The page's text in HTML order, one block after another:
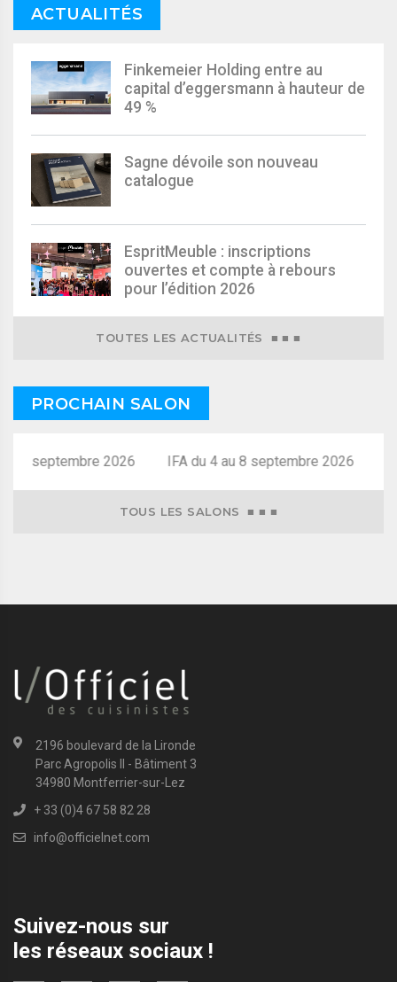
ACTUALITÉS
Finkemeier Holding entre au
capital d’eggersmann à hauteur de
49 %
Sagne dévoile son nouveau
catalogue
EspritMeuble : inscriptions
ouvertes et compte à rebours
pour l’édition 2026
TOUTES LES ACTUALITÉS ■ ■ ■
PROCHAIN SALON
8 septembre 2026
TOUS LES SALONS ■ ■ ■
2196 boulevard de la Lironde
Parc Agropolis II - Bâtiment 3
34980 Montferrier-sur-Lez
+ 33 (0)4 67 58 82 28
info@officielnet.com
Suivez-nous sur
les réseaux sociaux !